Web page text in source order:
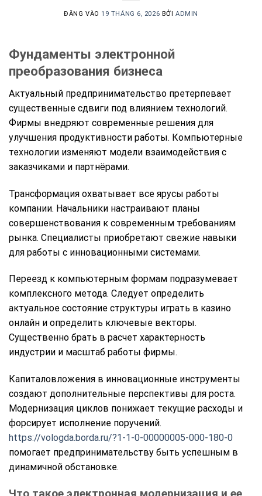
ĐĂNG VÀO19 THÁNG 6, 2026 BỞI ADMIN
Фундаменты электронной
преобразования бизнеса
Актуальный предпринимательство претерпевает
существенные сдвиги под влиянием технологий.
Фирмы внедряют современные решения для
улучшения продуктивности работы. Компьютерные
технологии изменяют модели взаимодействия с
заказчиками и партнёрами.
Трансформация охватывает все ярусы работы
компании. Начальники настраивают планы
совершенствования к современным требованиям
рынка. Специалисты приобретают свежие навыки
для работы с инновационными системами.
Переезд к компьютерным формам подразумевает
комплексного метода. Следует определить
актуальное состояние структуры играть в казино
онлайн и определить ключевые векторы.
Существенно брать в расчет характерность
индустрии и масштаб работы фирмы.
Капиталовложения в инновационные инструменты
создают дополнительные перспективы для роста.
Модернизация циклов понижает текущие расходы и
форсирует исполнение поручений.
https://vologda.borda.ru/?1-1-0-00000005-000-180-0
помогает предпринимательству быть успешным в
динамичной обстановке.